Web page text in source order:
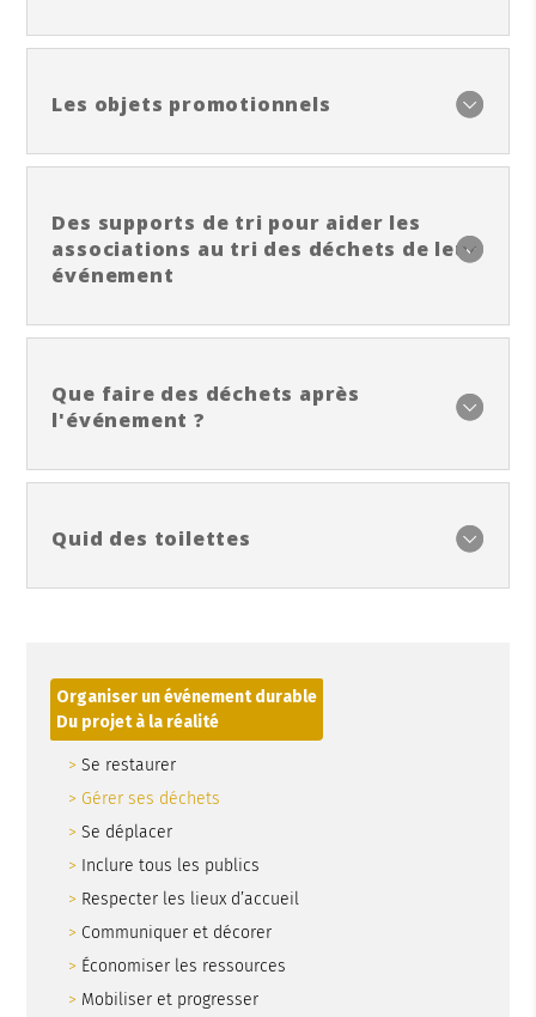
Organiser un événement durable
Du projet à la réalité
Se restaurer
Gérer ses déchets
Se déplacer
Inclure tous les publics
Respecter les lieux d’accueil
Communiquer et décorer
Économiser les ressources
Mobiliser et progresser
Les objets promotionnels
Des supports de tri pour aider les
associations au tri des déchets de leur
événement
Que faire des déchets après
l'événement ?
Quid des toilettes